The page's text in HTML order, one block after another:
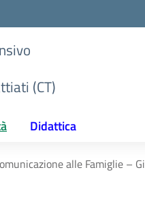
(CT)
Didattica
alle Famiglie –